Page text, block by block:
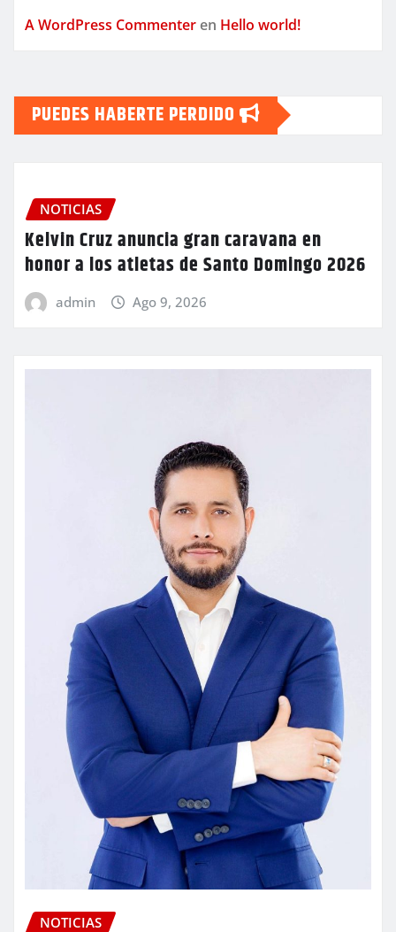
A WordPress Commenter en Hello world!
PUEDES HABERTE PERDIDO
NOTICIAS
Kelvin Cruz anuncia gran caravana en
honor a los atletas de Santo Domingo 2026
admin Ago 9, 2026
NOTICIAS